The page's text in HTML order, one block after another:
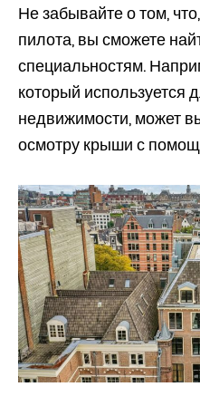
Не забывайте о том,
пилота, вы сможете
специальностям.
который используется
недвижимости, может
осмотру крыши с